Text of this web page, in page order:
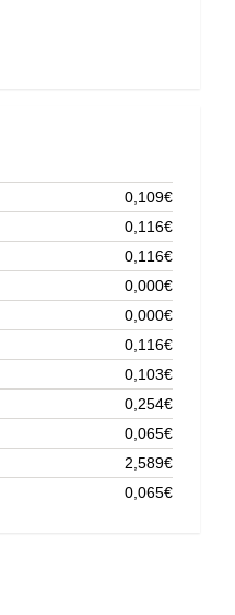
0,109€
0,116€
0,116€
0,000€
0,000€
0,116€
0,103€
0,254€
0,065€
2,589€
0,065€